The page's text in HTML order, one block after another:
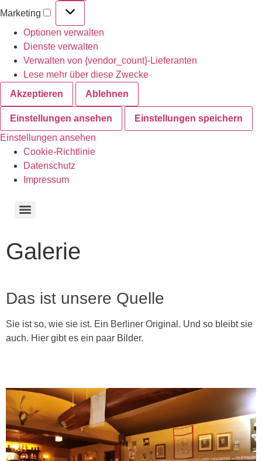
Marketing
Optionen verwalten
Dienste verwalten
Verwalten von {vendor_count}-Lieferanten
Lese mehr über diese Zwecke
Akzeptieren
Ablehnen
Einstellungen ansehen
Einstellungen speichern
Einstellungen ansehen
Cookie-Richtlinie
Datenschutz
Impressum
Galerie
Das ist unsere Quelle
Sie ist so, wie sie ist. Ein Berliner Original. Und so bleibt sie
auch. Hier gibt es ein paar Bilder.